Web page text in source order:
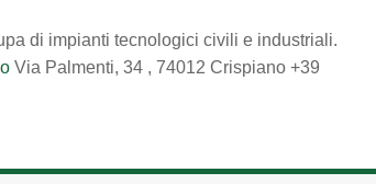
di impianti tecnologici civili e industriali.
Via Palmenti, 34 , 74012 Crispiano +39